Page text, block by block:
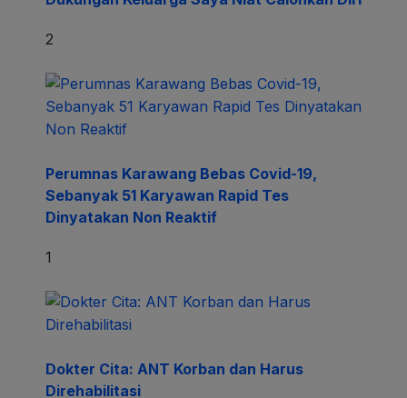
2
Perumnas Karawang Bebas Covid-19,
Sebanyak 51 Karyawan Rapid Tes
Dinyatakan Non Reaktif
1
Dokter Cita: ANT Korban dan Harus
Direhabilitasi